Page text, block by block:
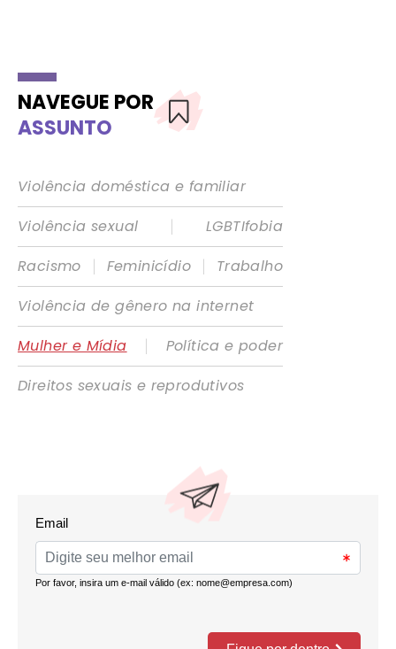
NAVEGUE POR
ASSUNTO
Violência doméstica e familiar
Violência sexual
|
LGBTIfobia
Racismo
| Feminicídio |
Trabalho
Violência de gênero na internet
Mulher e Mídia
|
Política e poder
Direitos sexuais e reprodutivos